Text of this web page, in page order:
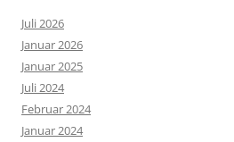
Juli 2026
Januar 2026
Januar 2025
Juli 2024
Februar 2024
Januar 2024